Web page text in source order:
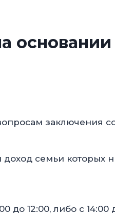
заключения
доход семьи
до 12:00, либо с 14:00